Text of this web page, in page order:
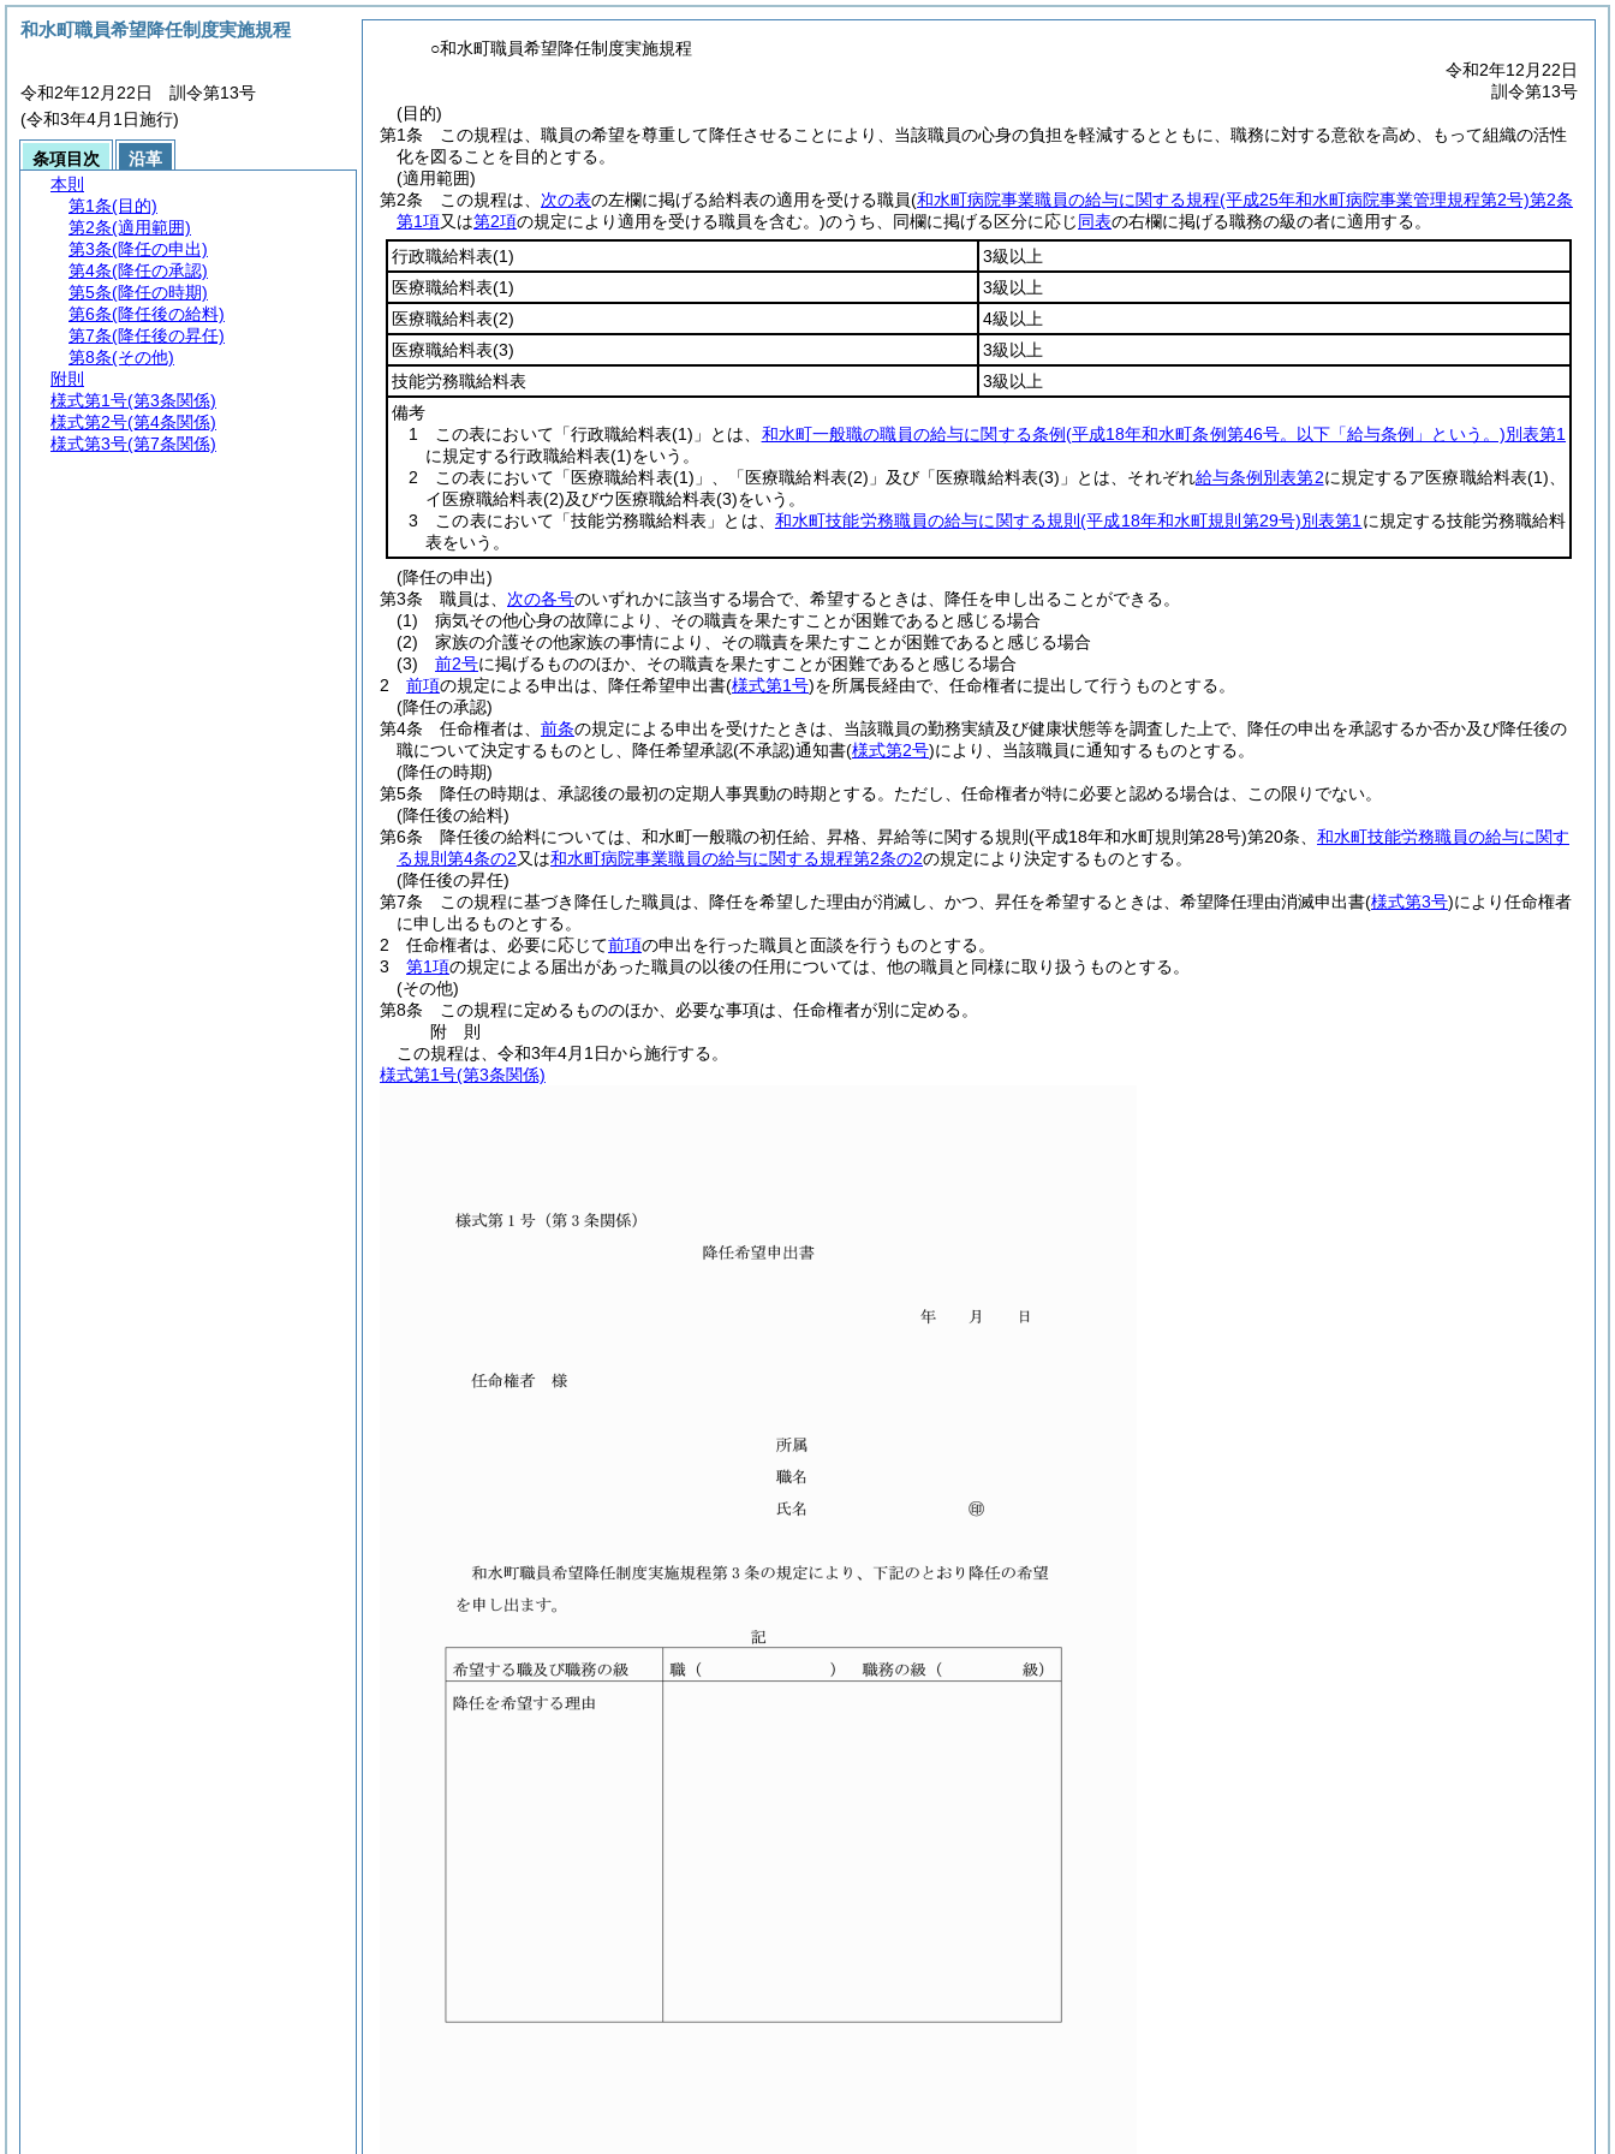
○和水町職員希望降任制度実施規程
令和2年12月22日
訓令第13号
(目的)
第1条
この規程は、職員の希望を尊重して降任させることにより、当該職員の心身の負担を軽減するとともに、職務に対する意欲を高め、もって組織の活性
化を図ることを目的とする。
(適用範囲)
第2条
この規程は、 次の表の左欄に掲げる給料表の適用を受ける職員(和水町病院事業職員の給与に関する規程(平成25年和水町病院事業管理規程第2号)第2条
第1項又は第2項の規定により適用を受ける職員を含む。)のうち、同欄に掲げる区分に応じ同表の右欄に掲げる職務の級の者に適用する。
行政職給料表(1)
3級以上
医療職給料表(1)
3級以上
医療職給料表(2)
4級以上
医療職給料表(3)
3級以上
技能労務職給料表
3級以上
備考
1 この表において「行政職給料表(1) 」とは、 和水町一般職の職員の給与に関する条例(平成18年和水町条例第46号。以下「給与条例」という。)別表第1
に規定する行政職給料表(1)をいう。
2 この表において「医療職給料表(1) 」、「医療職給料表(2) 」及び「医療職給料表(3) 」とは、それぞれ給与条例別表第2に規定するア医療職給料表(1)
イ医療職給料表(2)及びウ医療職給料表(3)をいう。
3 この表において「技能労務職給料表」とは、 和水町技能労務職員の給与に関する規則(平成18年和水町規則第29号)別表第1 に規定する技能労務職給料
表をいう。
(降任の申出)
第3条
職員は、 次の各号のいずれかに該当する場合で、希望するときは、降任を申し出ることができる。
(1)
病気その他心身の故障により、その職責を果たすことが困難であると感じる場合
(2)
家族の介護その他家族の事情により、その職責を果たすことが困難であると感じる場合
(3)
前2号に掲げるもののほか、その職責を果たすことが困難であると感じる場合
2
前項の規定による申出は、降任希望申出書(様式第1号)を所属長経由で、任命権者に提出して行うものとする。
(降任の承認)
第4条
任命権者は、 前条の規定による申出を受けたときは、当該職員の勤務実績及び健康状態等を調査した上で、降任の申出を承認するか否か及び降任後の
職について決定するものとし、降任希望承認(不承認)通知書(様式第2号)により、当該職員に通知するものとする。
(降任の時期)
第5条
降任の時期は、承認後の最初の定期人事異動の時期とする。 ただし、任命権者が特に必要と認める場合は、この限りでない。
(降任後の給料)
第6条
降任後の給料については、和水町一般職の初任給、昇格、昇給等に関する規則 (平成18年和水町規則第28号)第20条、 和水町技能労務職員の給与に関す
る規則第4条の2又は和水町病院事業職員の給与に関する規程第2条の2の規定により決定するものとする。
(降任後の昇任)
第7条
この規程に基づき降任した職員は、降任を希望した理由が消滅し、かつ、昇任を希望するときは、希望降任理由消滅申出書(様式第3号)により任命権者
に申し出るものとする。
2
任命権者は、必要に応じて前項の申出を行った職員と面談を行うものとする。
3
第1項の規定による届出があった職員の以後の任用については、他の職員と同様に取り扱うものとする。
(その他)
第8条
この規程に定めるもののほか、必要な事項は、任命権者が別に定める。
附 則
この規程は、令和3年4月1日から施行する。
様式第1号(第3条関係)
和水町職員希望降任制度実施規程
令和2年12月22日 訓令第13号
(令和3年4月1日施行)
条項目次
沿革
本則
第1条(目的)
第2条(適用範囲)
第3条(降任の申出)
第4条(降任の承認)
第5条(降任の時期)
第6条(降任後の給料)
第7条(降任後の昇任)
第8条(その他)
附則
様式第1号(第3条関係)
様式第2号(第4条関係)
様式第3号(第7条関係)